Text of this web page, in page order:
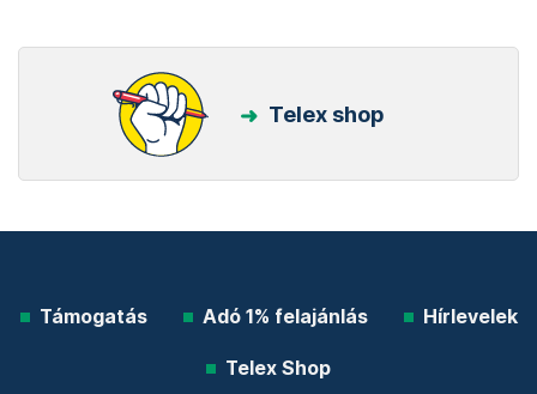
Telex shop
Támogatás Adó 1% felajánlás Hírlevelek
Telex Shop